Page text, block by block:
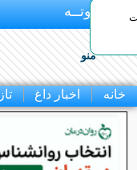
بـیتوتــه
منو
خانه اخبار داغ